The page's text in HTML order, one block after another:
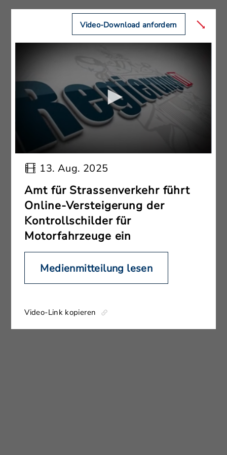
Video-Download anfordern
13. Aug. 2025
Amt für Strassenverkehr führt
Online-Versteigerung der
Kontrollschilder für
Motorfahrzeuge ein
Medienmitteilung lesen
Video-Link kopieren